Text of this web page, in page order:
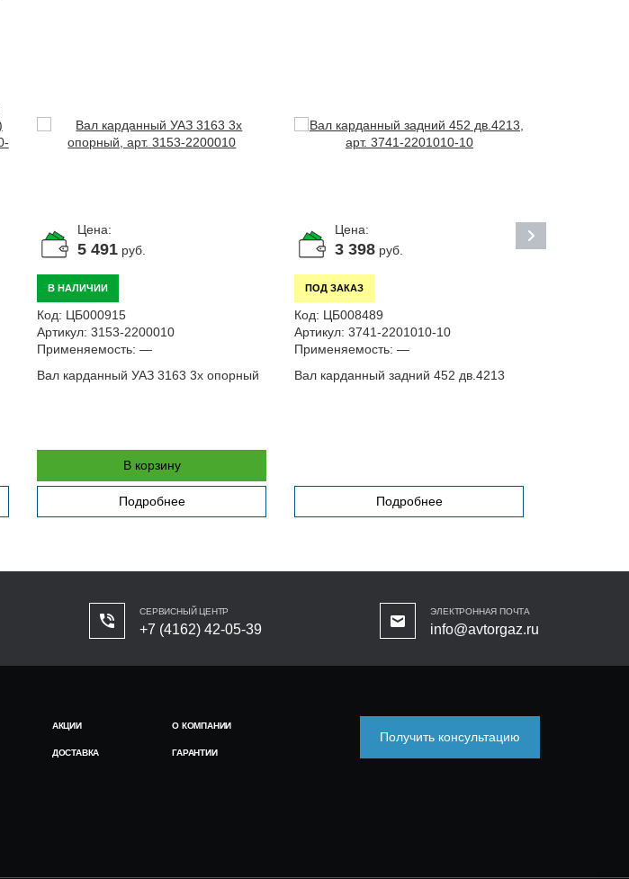
Цена:
5 491 руб.
В НАЛИЧИИ
Код: ЦБ000915
Артикул: 3153-2200010
Применяемость: —
Вал карданный УАЗ 3163 3х опорный
В корзину
Подробнее
Цена:
3 398 руб.
ПОД ЗАКАЗ
Код: ЦБ008489
Артикул: 3741-2201010-10
Применяемость: —
Вал карданный задний 452 дв.4213
Подробнее
СЕРВИСНЫЙ ЦЕНТР
+7 (4162) 42-05-39
ЭЛЕКТРОННАЯ ПОЧТА
info@avtorgaz.ru
АКЦИИ О КОМПАНИИ
ДОСТАВКА ГАРАНТИИ
Получить консультацию